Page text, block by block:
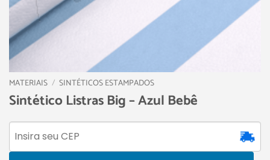
MATERIAIS / SINTÉTICOS ESTAMPADOS
Sintético Listras Big – Azul Bebê